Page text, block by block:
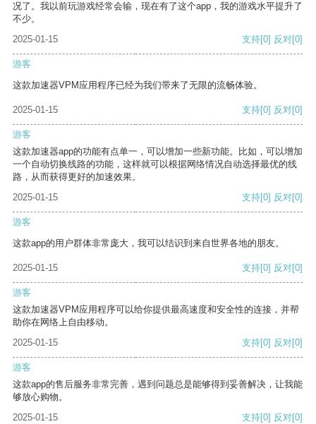
况了。我以前玩游戏经常会输，现在有了这个app，我的游戏水平提升了
不少。
2025-01-15
支持[0] 反对[0]
游客
这款加速器VPM应用程序已经为我们带来了无限的流畅体验。
2025-01-15 支持[0] 反对[0]
游客
这款加速器app的功能有点单一，可以增加一些新功能。比如，可以增加
一个自动切换线路的功能，这样就可以根据网络情况自动选择最优的线
路，从而获得更好的加速效果。
2025-01-15
支持[0] 反对[0]
游客
这款app的用户群体非常庞大，我可以结识到来自世界各地的朋友。
2025-01-15 支持[0] 反对[0]
游客
这款加速器VPM应用程序可以给你提供最高速度和安全性的连接，并帮
助你在网络上自由移动。
2025-01-15
支持[0] 反对[0]
游客
这款app的售后服务非常完善，遇到问题总是能够得到妥善解决，让我能
够放心购物。
2025-01-15
支持[0] 反对[0]